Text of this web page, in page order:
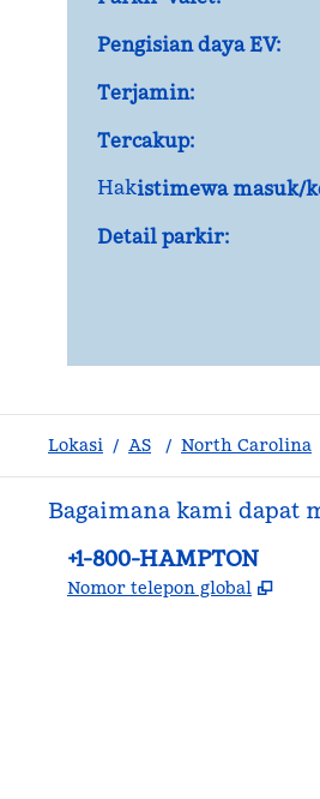
Pengisian daya EV:
Terjamin:
Tercakup:
Hakistimewa masuk/
Detail parkir:
Lokasi / AS / North Carolina
Bagaimana kami dapat
Telepon:
+1-800-HAMPTON
Nomor telepon global ,